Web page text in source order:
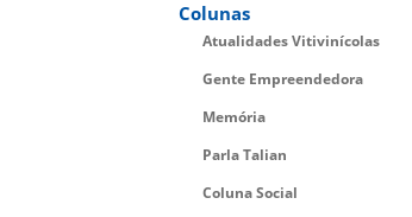
Colunas
Atualidades Vitivinícolas
Gente Empreendedora
Memória
Parla Talian
Coluna Social